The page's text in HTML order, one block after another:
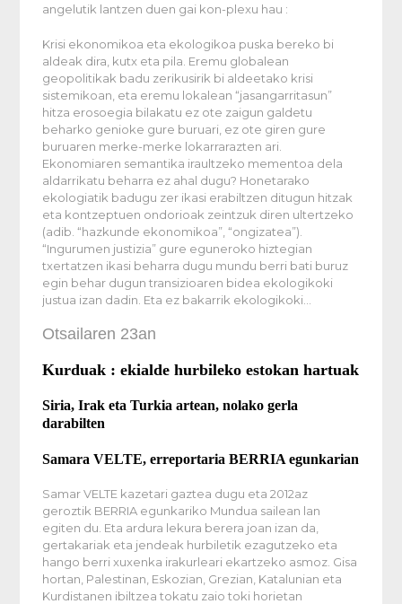
angelutik lantzen duen gai kon-plexu hau :
Krisi ekonomikoa eta ekologikoa puska bereko bi
aldeak dira, kutx eta pila. Eremu globalean
geopolitikak badu zerikusirik bi aldeetako krisi
sistemikoan, eta eremu lokalean “jasangarritasun”
hitza erosoegia bilakatu ez ote zaigun galdetu
beharko genioke gure buruari, ez ote giren gure
buruaren merke-merke lokarrarazten ari.
Ekonomiaren semantika iraultzeko mementoa dela
aldarrikatu beharra ez ahal dugu? Honetarako
ekologiatik badugu zer ikasi erabiltzen ditugun hitzak
eta kontzeptuen ondorioak zeintzuk diren ultertzeko
(adib. “hazkunde ekonomikoa”, “ongizatea”).
“Ingurumen justizia” gure eguneroko hiztegian
txertatzen ikasi beharra dugu mundu berri bati buruz
egin behar dugun transizioaren bidea ekologikoki
justua izan dadin. Eta ez bakarrik ekologikoki…
Otsailaren 23an
Kurduak : ekialde hurbileko estokan hartuak
Siria, Irak eta Turkia artean, nolako gerla
darabilten
Samara VELTE, erreportaria BERRIA egunkarian
Samar VELTE kazetari gaztea dugu eta 2012az
geroztik BERRIA egunkariko Mundua sailean lan
egiten du. Eta ardura lekura berera joan izan da,
gertakariak eta jendeak hurbiletik ezagutzeko eta
hango berri xuxenka irakurleari ekartzeko asmoz. Gisa
hortan, Palestinan, Eskozian, Grezian, Katalunian eta
Kurdistanen ibiltzea tokatu zaio toki horietan